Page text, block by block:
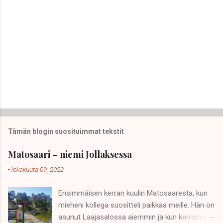
Tämän blogin suosituimmat tekstit
Matosaari – niemi Jollaksessa
-lokakuuta 09, 2022
Ensimmäisen kerran kuulin Matosaaresta, kun
mieheni kollega suositteli paikkaa meille. Hän on
asunut Laajasalossa aiemmin ja kun kerroimme